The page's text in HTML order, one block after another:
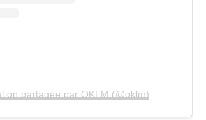
partagée par OKLM (@oklm)